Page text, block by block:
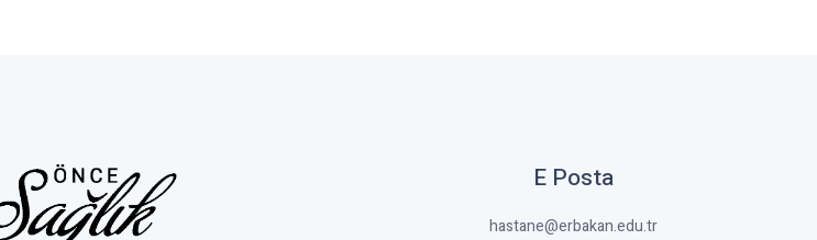
E Posta
hastane@erbakan.edu.tr